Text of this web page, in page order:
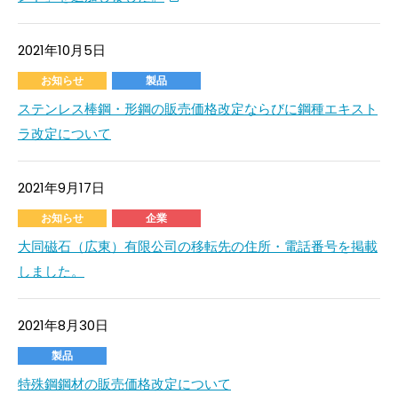
2021年10月5日
お知らせ 製品
ステンレス棒鋼・形鋼の販売価格改定ならびに鋼種エキスト
ラ改定について
2021年9月17日
お知らせ 企業
大同磁石（広東）有限公司の移転先の住所・電話番号を掲載
しました。
2021年8月30日
製品
特殊鋼鋼材の販売価格改定について